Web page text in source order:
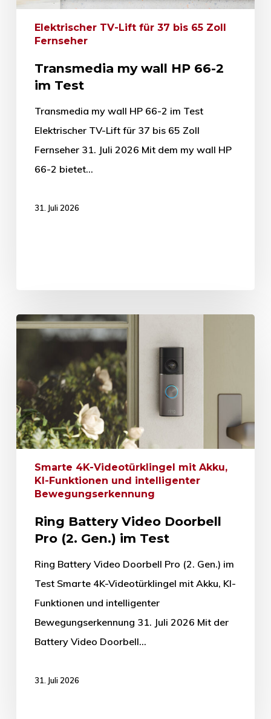
Elektrischer TV-Lift für 37 bis 65 Zoll
Fernseher
Transmedia my wall HP 66-2
im Test
Transmedia my wall HP 66-2 im Test
Elektrischer TV-Lift für 37 bis 65 Zoll
Fernseher 31. Juli 2026 Mit dem my wall HP
66-2 bietet…
31. Juli 2026
Smarte 4K-Videotürklingel mit Akku,
KI-Funktionen und intelligenter
Bewegungserkennung
Ring Battery Video Doorbell
Pro (2. Gen.) im Test
Ring Battery Video Doorbell Pro (2. Gen.) im
Test Smarte 4K-Videotürklingel mit Akku, KI-
Funktionen und intelligenter
Bewegungserkennung 31. Juli 2026 Mit der
Battery Video Doorbell…
31. Juli 2026